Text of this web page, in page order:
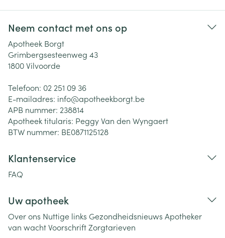
Neem contact met ons op
Apotheek Borgt
Grimbergsesteenweg 43
1800Vilvoorde
Telefoon: 02 251 09 36
E-mailadres: info@apotheekborgt.be
APB nummer: 238814
Apotheek titularis: Peggy Van den Wyngaert
BTW nummer: BE0871125128
Klantenservice
FAQ
Uw apotheek
Over ons Nuttige links Gezondheidsnieuws Apotheker
van wachtVoorschriftZorgtarieven